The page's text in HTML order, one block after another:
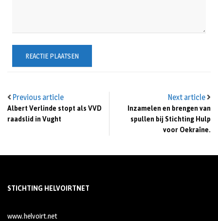
Previous article
Albert Verlinde stopt als VVD
raadslid in Vught
Next article
Inzamelen en brengen van
spullen bij Stichting Hulp
voor Oekraïne.
STICHTING HELVOIRTNET
www.helvoirt.net